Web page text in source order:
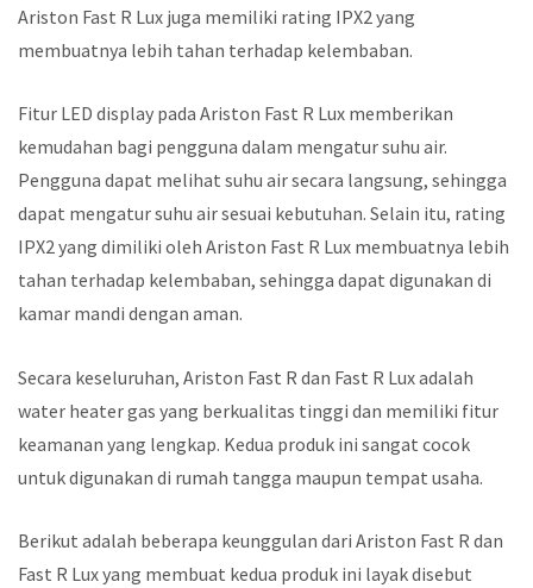
Ariston Fast R Lux juga memiliki rating IPX2 yang
membuatnya lebih tahan terhadap kelembaban.
Fitur LED display pada Ariston Fast R Lux memberikan
kemudahan bagi pengguna dalam mengatur suhu air.
Pengguna dapat melihat suhu air secara langsung, sehingga
dapat mengatur suhu air sesuai kebutuhan. Selain itu, rating
IPX2 yang dimiliki oleh Ariston Fast R Lux membuatnya lebih
tahan terhadap kelembaban, sehingga dapat digunakan di
kamar mandi dengan aman.
Secara keseluruhan, Ariston Fast R dan Fast R Lux adalah
water heater gas yang berkualitas tinggi dan memiliki fitur
keamanan yang lengkap. Kedua produk ini sangat cocok
untuk digunakan di rumah tangga maupun tempat usaha.
Berikut adalah beberapa keunggulan dari Ariston Fast R dan
Fast R Lux yang membuat kedua produk ini layak disebut